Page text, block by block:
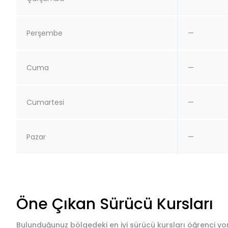
Perşembe —
Cuma —
Cumartesi —
Pazar —
Öne Çıkan Sürücü Kursları
Bulunduğunuz bölgedeki en iyi sürücü kursları öğrenci